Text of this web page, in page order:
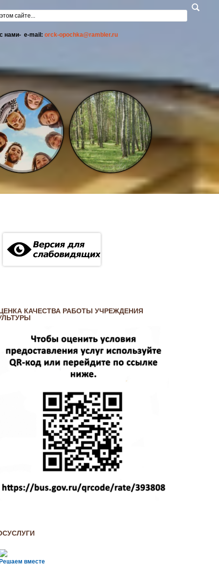
поиска
нами- e-mail: orck-opochka@rambler.ru
КАЧЕСТВА РАБОТЫ УЧРЕЖДЕНИЯ
вместе